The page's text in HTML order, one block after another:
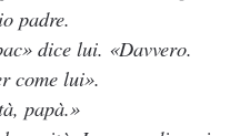
padre.
dice lui. «Davvero.
come lui».
papà.»